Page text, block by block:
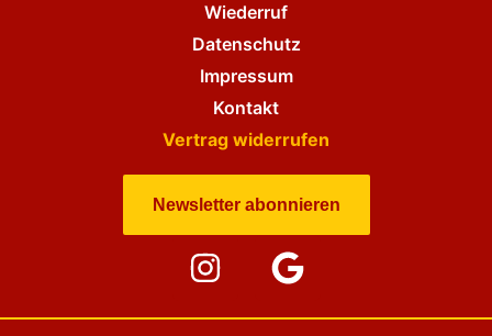
Wiederruf
Datenschutz
Impressum
Kontakt
Vertrag widerrufen
Newsletter abonnieren